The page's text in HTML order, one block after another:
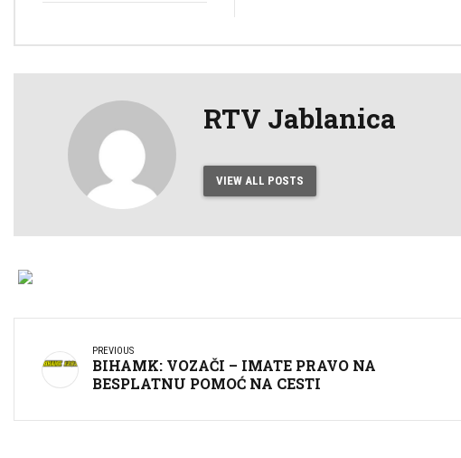
članova biračkih
zamjenika ispred
Općinske izborne
komisije Jablanica
RTV Jablanica
VIEW ALL POSTS
PREVIOUS
BIHAMK: VOZAČI – IMATE PRAVO NA
BESPLATNU POMOĆ NA CESTI